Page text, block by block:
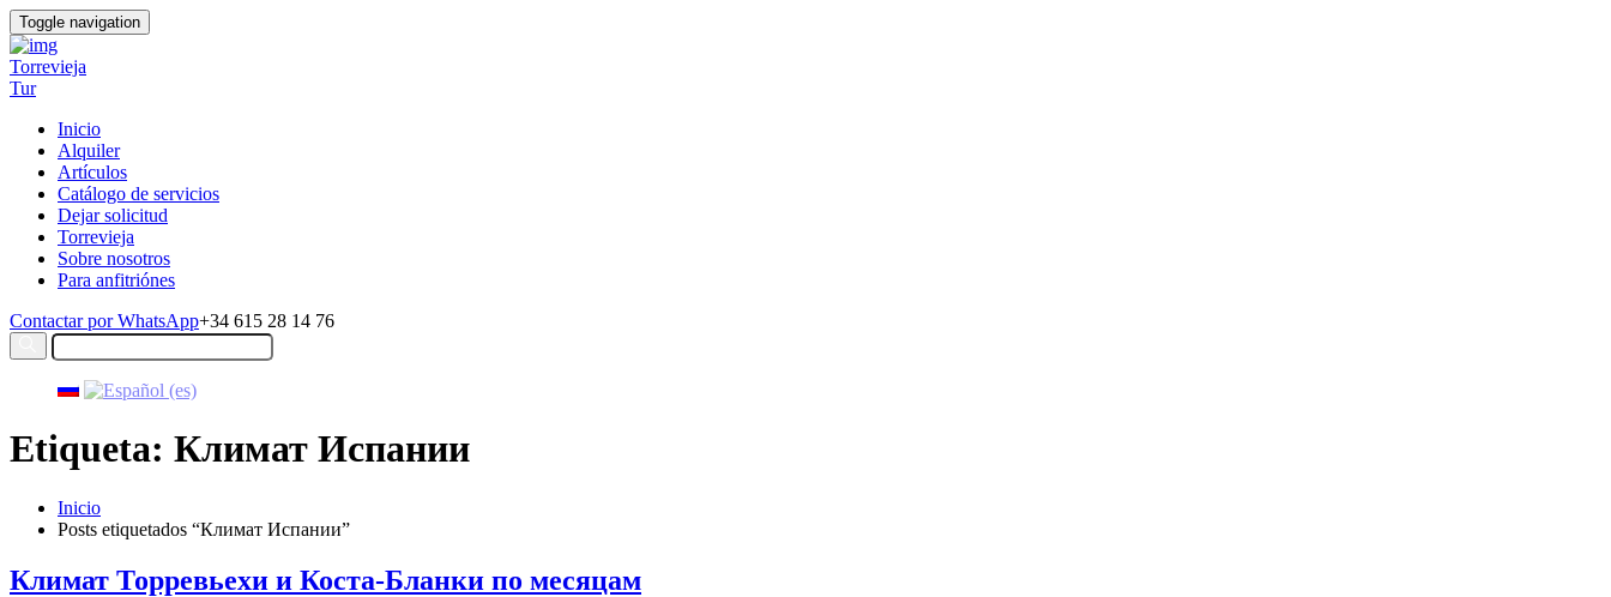
Toggle navigation
Torrevieja
Tur
Inicio
Alquiler
Artículos
Catálogo de servicios
Dejar solicitud
Torrevieja
Sobre nosotros
Para anfitriónes
Contactar por WhatsApp+34 615 28 14 76
Etiqueta: Климат Испании
Inicio
Posts etiquetados “Климат Испании”
Климат Торревьехи и Коста-Бланки по месяцам